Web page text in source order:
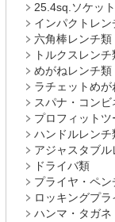
25.4sq.ソケッ
インパクトレ
六角棒レンチ類
トルクスレンチ
めがねレンチ類
ラチェットめ
スパナ・コン
プロフィットツ
ハンドルレンチ
アジャスタブル
ドライバ類
プライヤ・ペ
ロッキングプラ
ハンマ・タガネ